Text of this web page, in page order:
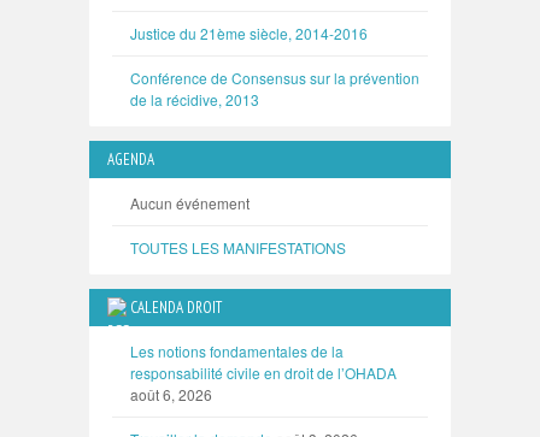
Justice du 21ème siècle, 2014-2016
Conférence de Consensus sur la prévention
de la récidive, 2013
AGENDA
Aucun événement
TOUTES LES MANIFESTATIONS
CALENDA DROIT
Les notions fondamentales de la
responsabilité civile en droit de l’OHADA
août 6, 2026